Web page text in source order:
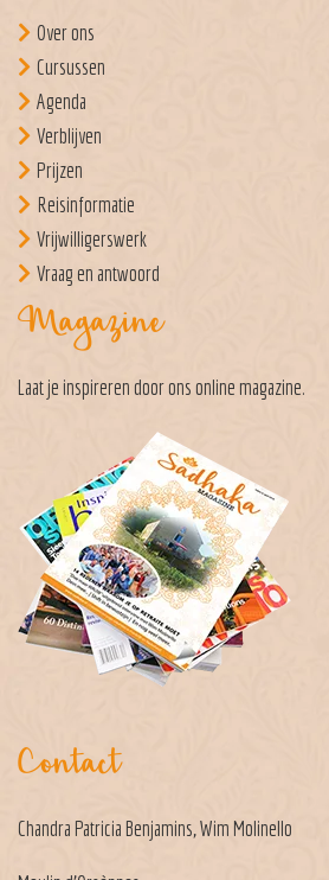
Over ons
Cursussen
Agenda
Verblijven
Prijzen
Reisinformatie
Vrijwilligerswerk
Vraag en antwoord
Magazine
Laat je inspireren door onsonline magazine.
Contact
Chandra Patricia Benjamins, Wim Molinello